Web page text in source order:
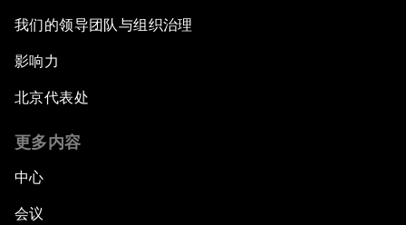
The Future of Jobs in ASEAN
我们的领导团队与组织治理
影响力
北京代表处
更多内容
中心
会议